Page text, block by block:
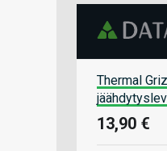
Thermal
13,90 €